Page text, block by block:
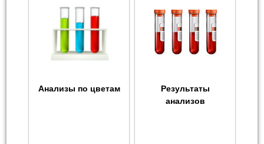
Анализы по цветам
Результаты
анализов